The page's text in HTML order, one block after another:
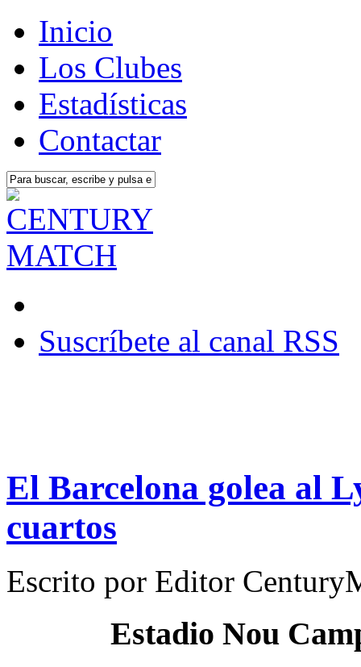
Inicio
Los Clubes
Estadísticas
Contactar
Suscríbete al canal RSS
El Barcelona golea al
cuartos
Escrito por Editor
Estadio Nou